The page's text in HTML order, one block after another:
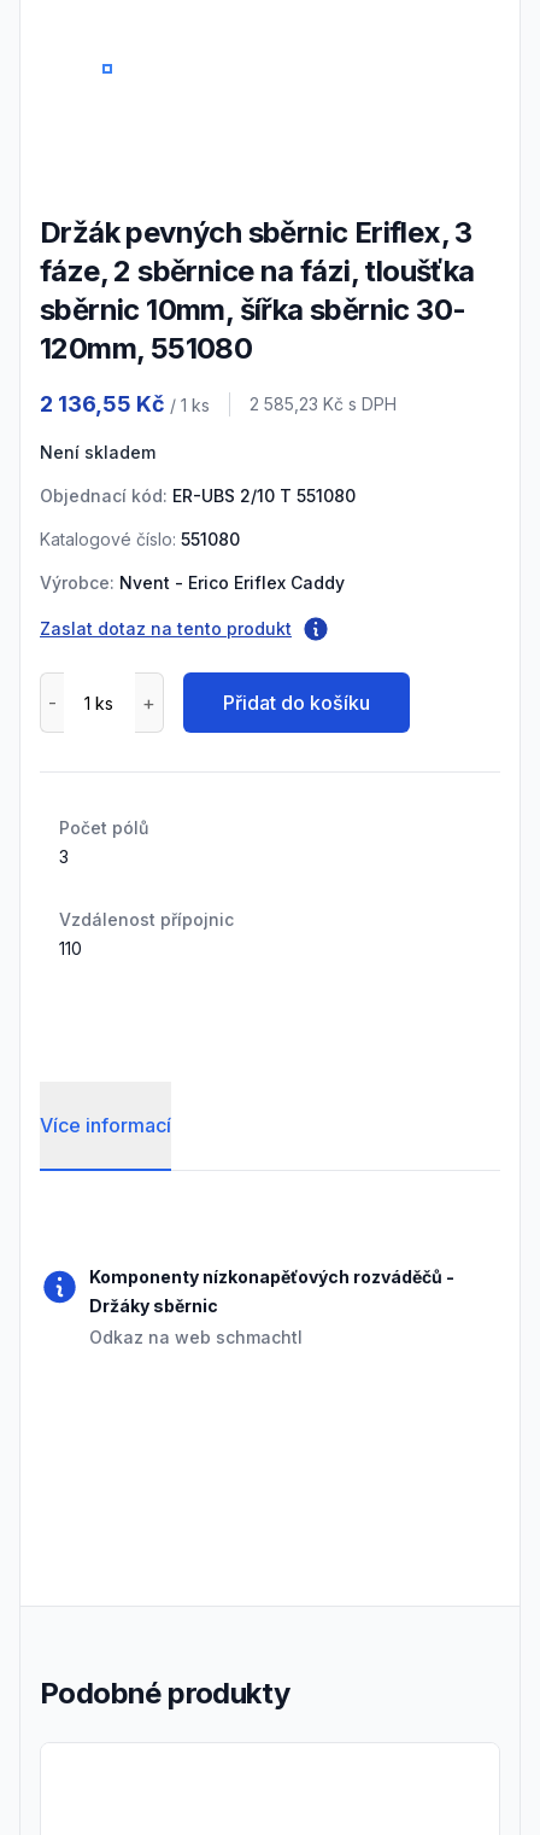
0
Držák pevných sběrnic Eriflex, 3
fáze, 2 sběrnice na fázi, tloušťka
sběrnic 10mm, šířka sběrnic 30-
120mm, 551080
2 136,55 Kč / 1 ks Cena s DPH
2 585,23 Kč s DPH
Není skladem
Objednací kód: ER-UBS 2/10 T 551080
Katalogové číslo: 551080
Výrobce: Nvent - Erico Eriflex Caddy
Zaslat dotaz na tento produkt
Přidat do košíku
Počet pólů
3
Vzdálenost přípojnic
110
Více informací
Komponenty nízkonapěťových rozváděčů -
Držáky sběrnic
Odkaz na web schmachtl
Podobné produkty